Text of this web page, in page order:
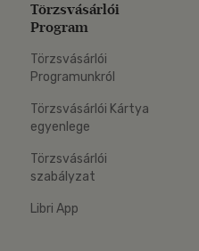
Törzsvásárlói
Program
Törzsvásárlói
Programunkról
Törzsvásárlói Kártya
egyenlege
Törzsvásárlói
szabályzat
Libri App